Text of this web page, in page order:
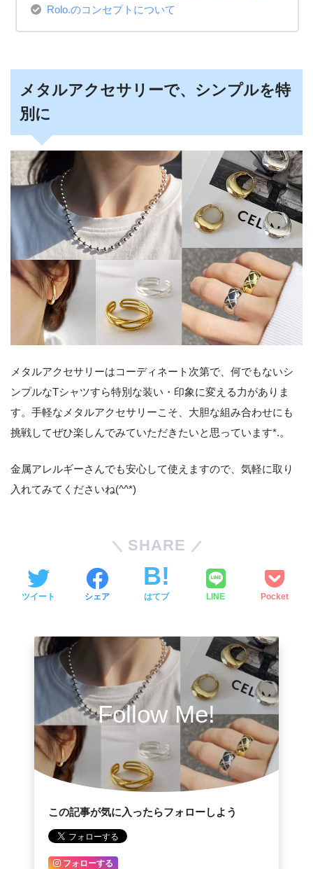
Rolo.のコンセプトについて
メタルアクセサリーで、シンプルを特
別に
メタルアクセサリーはコーディネート次第で、何でもないシ
ンプルなTシャツすら特別な装い・印象に変える力がありま
す。手軽なメタルアクセサリーこそ、大胆な組み合わせにも
挑戦してぜひ楽しんでみていただきたいと思っています*.。
金属アレルギーさんでも安心して使えますので、気軽に取り
入れてみてくださいね(^^*)
SHARE
ツイート シェア はてブ LINE Pocket
Follow Me!
この記事が気に入ったらフォローしよう
フォローする